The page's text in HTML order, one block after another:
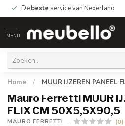
De beste service van Nederland
MENU
Home / MUUR IJZEREN PANEEL
Mauro Ferretti MUUR
FLIX CM 50X5,5X90,5
MAURO FERRETTI (0)